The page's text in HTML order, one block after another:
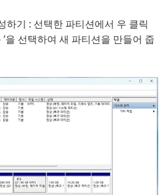
하기 : 선택한 파티션에서 우 클릭
’을 선택하여 새 파티션을 만들어 줍